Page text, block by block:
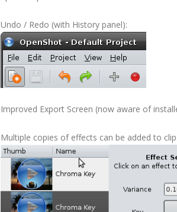
Undo / Redo (with History panel):
Improved Export Screen (now aware of
Multiple copies of effects can be added to